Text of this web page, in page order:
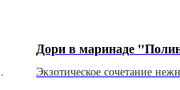
Дори в маринаде
Экзотическое сочетание